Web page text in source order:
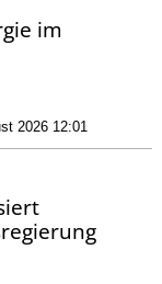
im
2026 12:01